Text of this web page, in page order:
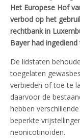
Het Europese Hof
verbod op het
rechtbank in
Bayer had
De lidstaten
toegelaten
verbieden of toe te
daarvoor de
hebben
beperkte
neonicotinoïden.